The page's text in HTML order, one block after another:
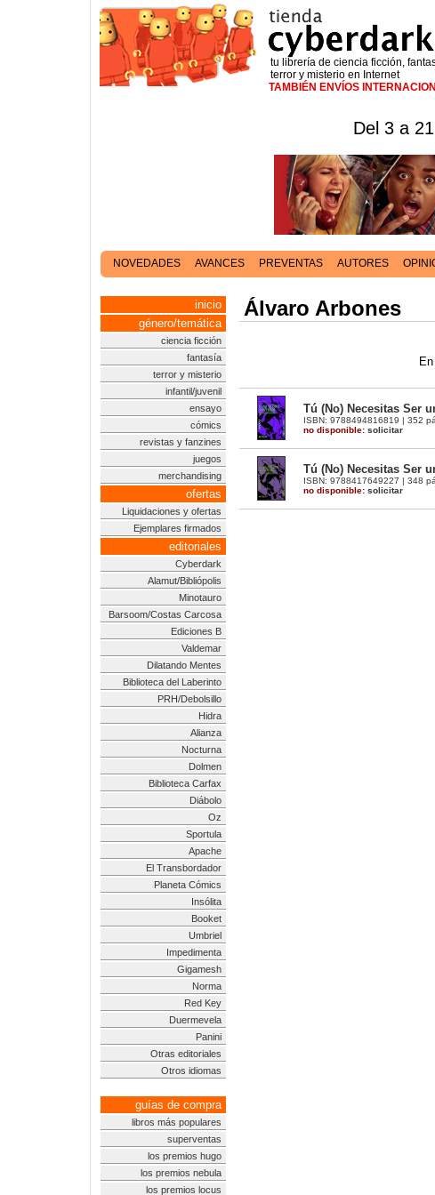
tu librería de ciencia ficción,
terror y misterio en Internet
TAMBIÉN ENVÍOS
Del 3 a
NOVEDADES AVANCES PREVENTAS AUTORES
inicio
género/temática
ciencia ficción
fantasía
terror y misterio
infantil/juvenil
ensayo
cómics
revistas y fanzines
juegos
merchandising
ofertas
Liquidaciones y ofertas
Ejemplares firmados
editoriales
Cyberdark
Alamut/Bibliópolis
Minotauro
Barsoom/Costas Carcosa
Ediciones B
Valdemar
Dilatando Mentes
Biblioteca del Laberinto
PRH/Debolsillo
Hidra
Alianza
Nocturna
Dolmen
Biblioteca Carfax
Diábolo
Oz
Sportula
Apache
El Transbordador
Planeta Cómics
Insólita
Booket
Umbriel
Impedimenta
Gigamesh
Norma
Red Key
Duermevela
Panini
Otras editoriales
Otros idiomas
guías de compra
libros más populares
superventas
los premios hugo
los premios nebula
los premios locus
Álvaro Arbones
Tú (No) Necesitas Ser
ISBN: 9788494816819 | 352
no disponible: solicitar
Tú (No) Necesitas Ser
ISBN: 9788417649227 | 348
no disponible: solicitar